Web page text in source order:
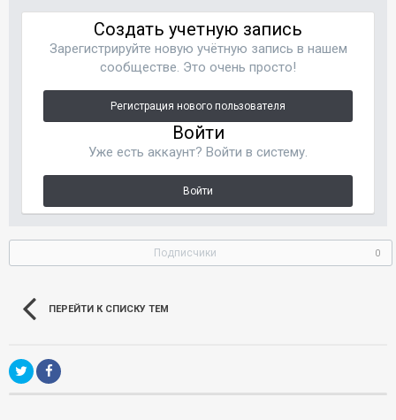
Создать учетную запись
Зарегистрируйте новую учётную запись в нашем
сообществе. Это очень просто!
Регистрация нового пользователя
Войти
Уже есть аккаунт? Войти в систему.
Войти
Подписчики 0
ПЕРЕЙТИ К СПИСКУ ТЕМ